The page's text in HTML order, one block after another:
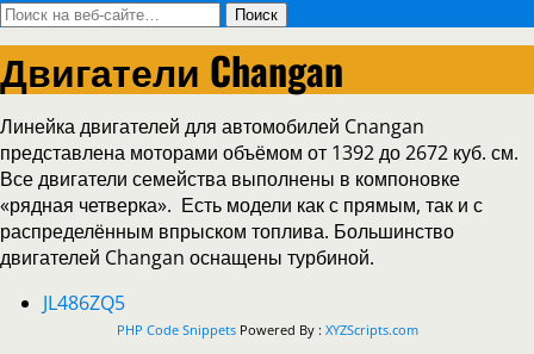
Двигатели Changan
Линейка двигателей для автомобилей Cnangan
представлена моторами объёмом от 1392 до 2672 куб. см.
Все двигатели семейства выполнены в компоновке
«рядная четверка». Есть модели как с прямым, так и с
распределённым впрыском топлива. Большинство
двигателей Changan оснащены турбиной.
JL486ZQ5
PHP Code SnippetsPowered By : XYZScripts.com